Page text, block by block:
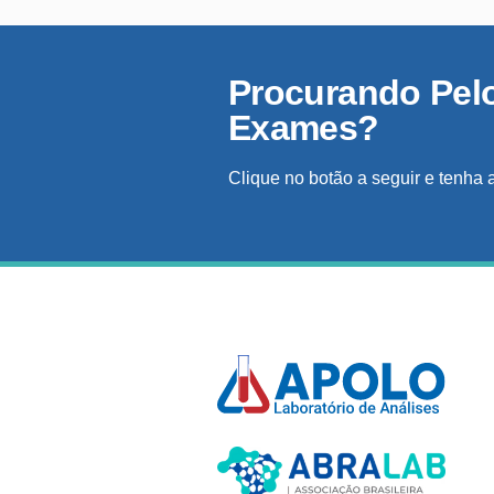
Procurando
Exames?
Clique no botão a seguir e tenha